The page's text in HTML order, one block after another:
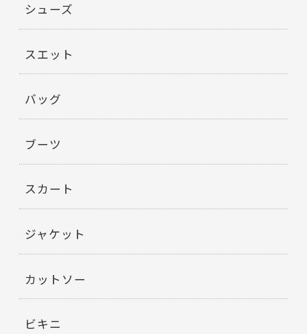
シューズ
スエット
バッグ
ブーツ
スカート
ジャケット
カットソー
ビキニ